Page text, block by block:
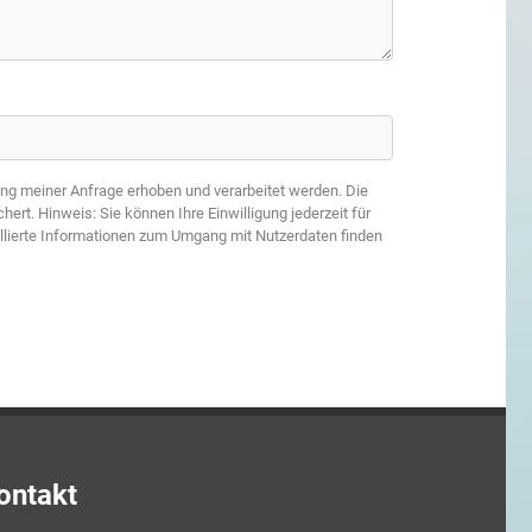
meiner Anfrage erhoben und verarbeitet werden. Die
Hinweis: Sie können Ihre Einwilligung jederzeit für
Informationen zum Umgang mit Nutzerdaten finden